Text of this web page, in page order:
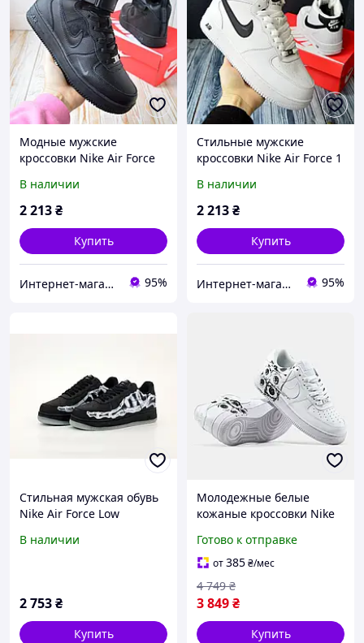
Модные мужские
кроссовки Nike Air Force
Аир Форс С МЕХОМ.
В наличии
2 213₴
Купить
Интернет-магазин "Dianora-Style" 95%
Стильные мужские
кроссовки Nike Air Force 1
Найк Аир Форс С МЕХОМ.
В наличии
2 213₴
Купить
Интернет-магазин "Dianora-Style" 95%
Стильная мужская обувь
Nike Air Force Low
мужские кроссы Найк Аир
В наличии
2 753₴
Купить
Молодежные белые
кожаные кроссовки Nike
унисекс стильные
модные форсы низкие
для парней и девушек
Готово к отправке
от385₴/мес
3 849₴
4 749 ₴
Купить